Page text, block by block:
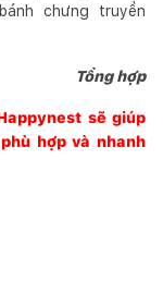
chưng truyền
Tổng hợp
sẽ giúp
hợp và nhanh